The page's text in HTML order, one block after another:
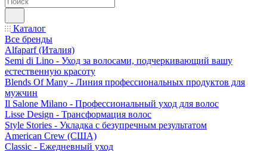
Каталог
Все бренды
Alfaparf (Италия)
Semi di Lino - Уход за волосами, подчеркивающий вашу
естественную красоту
Blends Of Many - Линия профессиональных продуктов для
мужчин
Il Salone Milano - Профессиональный уход для волос
Lisse Design - Трансформация волос
Style Stories - Укладка с безупречным результатом
American Crew (США)
Classic - Ежедневный уход